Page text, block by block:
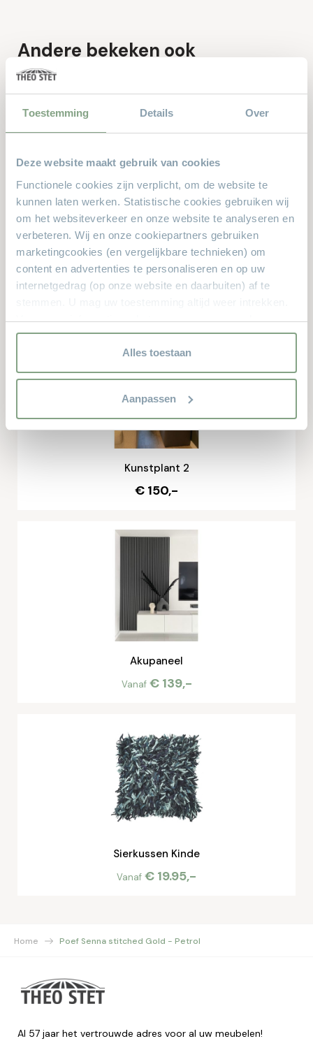
Toestemming Details Over
Deze website maakt gebruik van cookies
Functionele cookies zijn verplicht, om de website te
kunnen laten werken. Statistische cookies gebruiken wij
om het websiteverkeer en onze website te analyseren en
verbeteren. Wij en onze cookiepartners gebruiken
marketingcookies (en vergelijkbare technieken) om
content en advertenties te personaliseren en op uw
internetgedrag (op onze website en daarbuiten) af te
Voor meer informatie en het aanpassen van uw keuze op
onze website verwijzen wij u naar onze
Alles toestaan
Aanpassen
Andere bekeken ook
Dit zijn de producten waar anderen naar zochten. Zit er iets
Vaas Lova
Kunstplant 2
€ 150,-
Akupaneel
Vanaf € 139,-
Sierkussen Kinde
Vanaf € 19.95,-
Home Poef Senna stitched Gold - Petrol
Al 57 jaar het vertrouwde adres voor al uw meubelen!